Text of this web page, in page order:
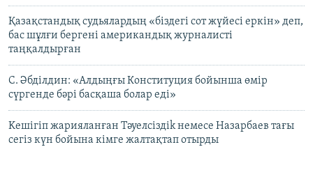
Қазақстандық судьялардың «біздегі сот жүйесі еркін» деп,
бас шұлғи бергені американдық журналисті
таңқалдырған
С. Әбділдин: «Алдыңғы Конституция бойынша өмір
сүргенде бәрі басқаша болар еді»
Kешігіп жарияланған Тәуелсіздіk немесе Назарбаев тағы
сегіз күн бойына кімге жалтақтап отырды